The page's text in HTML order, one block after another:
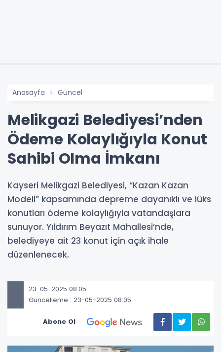
Anasayfa Güncel
Melikgazi Belediyesi’nden
Ödeme Kolaylığıyla Konut
Sahibi Olma İmkanı
Kayseri Melikgazi Belediyesi, “Kazan Kazan
Modeli” kapsamında depreme dayanıklı ve lüks
konutları ödeme kolaylığıyla vatandaşlara
sunuyor. Yıldırım Beyazıt Mahallesi’nde,
belediyeye ait 23 konut için açık ihale
düzenlenecek.
23-05-2025 08:05
Güncelleme : 23-05-2025 08:05
Abone Ol